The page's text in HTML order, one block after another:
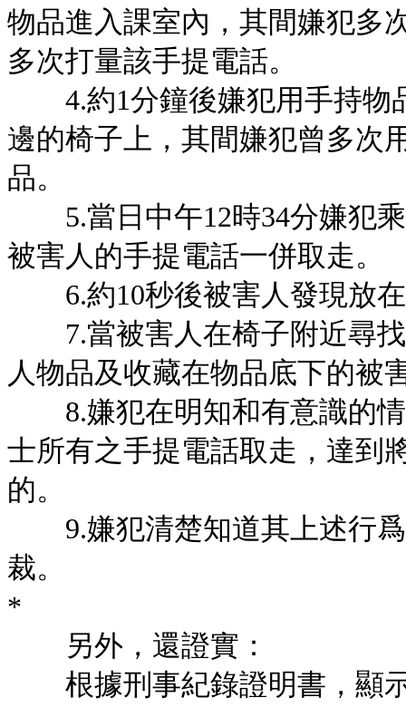
物品進入課室內，其間嫌犯多
多次打量該手提電話。
4.約1分鐘後嫌犯用手持物
邊的椅子上，其間嫌犯曾多次
品。
5.當日中午12時34分嫌犯乘
被害人的手提電話一併取走。
6.約10秒後被害人發現放在
7.當被害人在椅子附近尋找
人物品及收藏在物品底下的被
8.嫌犯在明知和有意識的情
士所有之手提電話取走，達到
的。
9.嫌犯清楚知道其上述行爲
裁。
*
另外，還證實：
根據刑事紀錄證明書，顯